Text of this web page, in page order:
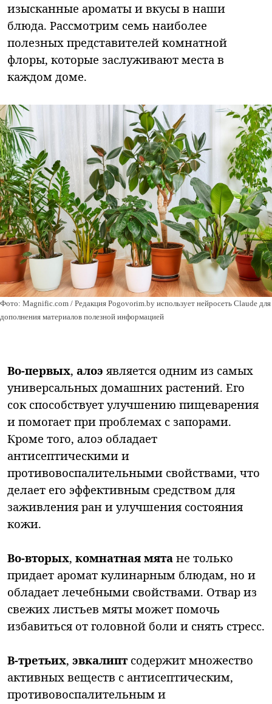
изысканные ароматы и вкусы в наши
блюда. Рассмотрим семь наиболее
полезных представителей комнатной
флоры, которые заслуживают места в
каждом доме.
Фото: Magnific.com / Редакция Pogovorim.by использует нейросеть Claude для
дополнения материалов полезной информацией
Во-первых, алоэ является одним из самых
универсальных домашних растений. Его
сок способствует улучшению пищеварения
и помогает при проблемах с запорами.
Кроме того, алоэ обладает
антисептическими и
противовоспалительными свойствами, что
делает его эффективным средством для
заживления ран и улучшения состояния
кожи.
Во-вторых, комнатная мята не только
придает аромат кулинарным блюдам, но и
обладает лечебными свойствами. Отвар из
свежих листьев мяты может помочь
избавиться от головной боли и снять стресс.
В-третьих, эвкалиптсодержит множество
активных веществ с антисептическим,
противовоспалительным и